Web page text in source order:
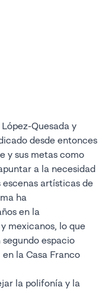
Quesada y
desde entonces
y sus metas como
a la necesidad
artísticas de
ha
en la
mexicanos, lo que
espacio
la Casa Franco
la polifonía y la